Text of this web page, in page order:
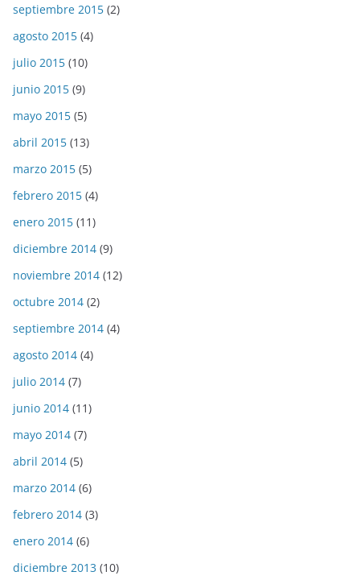
septiembre 2015 (2)
agosto 2015 (4)
julio 2015 (10)
junio 2015 (9)
mayo 2015 (5)
abril 2015 (13)
marzo 2015 (5)
febrero 2015 (4)
enero 2015 (11)
diciembre 2014 (9)
noviembre 2014 (12)
octubre 2014 (2)
septiembre 2014 (4)
agosto 2014 (4)
julio 2014 (7)
junio 2014 (11)
mayo 2014 (7)
abril 2014 (5)
marzo 2014 (6)
febrero 2014 (3)
enero 2014 (6)
diciembre 2013 (10)